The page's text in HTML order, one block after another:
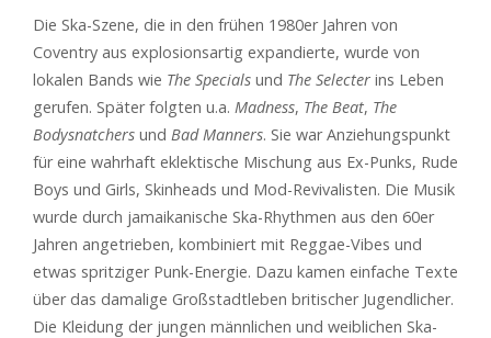
Die Ska-Szene, die in den frühen 1980er Jahren von
Coventry aus explosionsartig expandierte, wurde von
lokalen Bands wie The Specials und The Selecter ins Leben
gerufen. Später folgten u.a. Madness, The Beat, The
Bodysnatchers und Bad Manners. Sie war Anziehungspunkt
für eine wahrhaft eklektische Mischung aus Ex-Punks, Rude
Boys und Girls, Skinheads und Mod-Revivalisten. Die Musik
wurde durch jamaikanische Ska-Rhythmen aus den 60er
Jahren angetrieben, kombiniert mit Reggae-Vibes und
etwas spritziger Punk-Energie. Dazu kamen einfache Texte
über das damalige Großstadtleben britischer Jugendlicher.
Die Kleidung der jungen männlichen und weiblichen Ska-